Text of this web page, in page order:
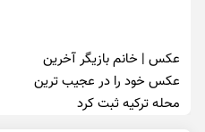
عکس | خانم بازیگر آخرین
عکس خود را در عجیب ترین
محله ترکیه ثبت کرد